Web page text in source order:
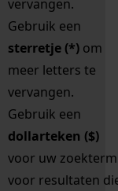
vervangen.
Gebruik een
sterretje (*) om
meer letters te
vervangen.
Gebruik een
dollarteken ($)
voor uw zoekterm
voor resultaten